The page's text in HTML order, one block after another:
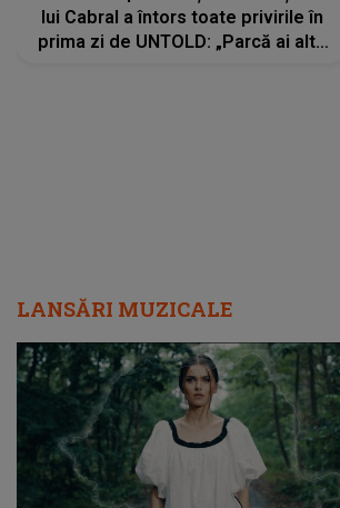
lui Cabral a întors toate privirile în
prima zi de UNTOLD: „Parcă ai altă
LANSĂRI MUZICALE